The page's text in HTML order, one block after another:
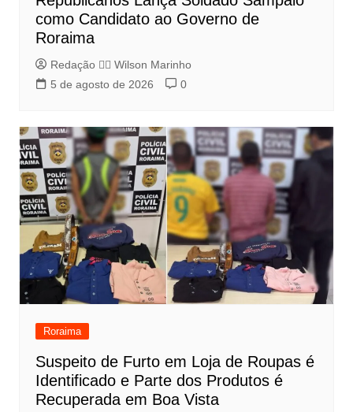
como Candidato ao Governo de
Roraima
Redação 👨‍⚖️​ Wilson Marinho
5 de agosto de 2026
0
Roraima
Suspeito de Furto em Loja de Roupas é
Identificado e Parte dos Produtos é
Recuperada em Boa Vista